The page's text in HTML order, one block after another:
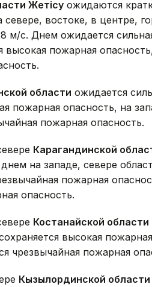
Жетісу ожидаются
востоке, в центре,
м/с. Днем ожидается
высокая пожарная
области ожидается
пожарная опасность, на
пожарная опасность.
Карагандинской
на западе, севере
пожарная
опасность.
Костанайской области
высокая
чрезвычайная пожарная
Кызылординской области